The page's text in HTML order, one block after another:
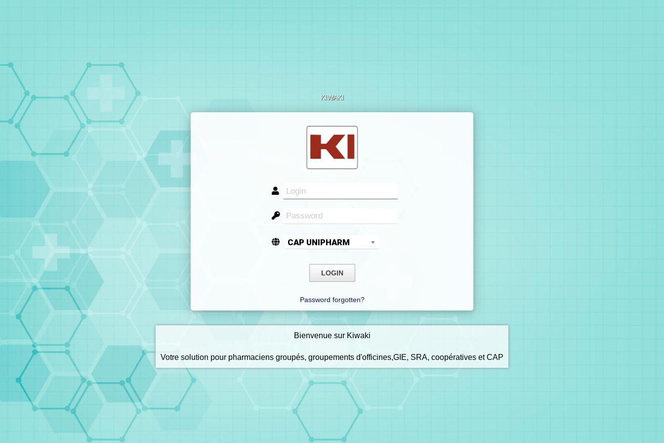
KIWAKI
CAP UNIPHARM
Password forgotten?
Bienvenue sur Kiwaki
Votre solution pour pharmaciens groupés, groupements d'officines,GIE, SRA, coopératives et CAP